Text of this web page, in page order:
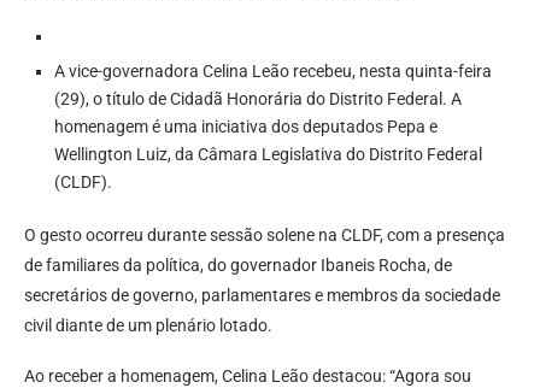
A vice-governadora Celina Leão recebeu, nesta quinta-feira
(29), o título de Cidadã Honorária do Distrito Federal. A
homenagem é uma iniciativa dos deputados Pepa e
Wellington Luiz, da Câmara Legislativa do Distrito Federal
(CLDF).
O gesto ocorreu durante sessão solene na CLDF, com a presença
de familiares da política, do governador Ibaneis Rocha, de
secretários de governo, parlamentares e membros da sociedade
civil diante de um plenário lotado.
Ao receber a homenagem, Celina Leão destacou: “Agora sou